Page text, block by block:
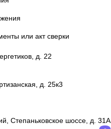
или акт сверки
д. 22
д. 25к3
Степаньковское шоссе, д. 31А